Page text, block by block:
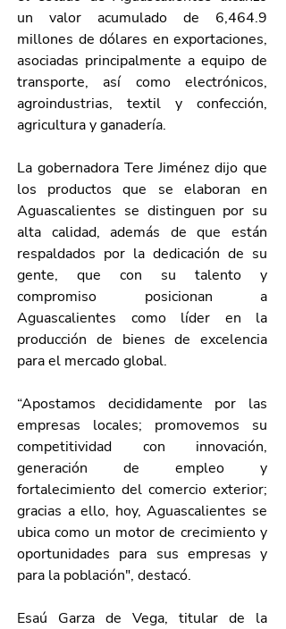
un valor acumulado de 6,464.9
millones de dólares en exportaciones,
asociadas principalmente a equipo de
transporte, así como electrónicos,
agroindustrias, textil y confección,
agricultura y ganadería.
La gobernadora Tere Jiménez dijo que
los productos que se elaboran en
Aguascalientes se distinguen por su
alta calidad, además de que están
respaldados por la dedicación de su
gente, que con su talento y
compromiso posicionan a
Aguascalientes como líder en la
producción de bienes de excelencia
para el mercado global.
“Apostamos decididamente por las
empresas locales; promovemos su
competitividad con innovación,
generación de empleo y
fortalecimiento del comercio exterior;
gracias a ello, hoy, Aguascalientes se
ubica como un motor de crecimiento y
oportunidades para sus empresas y
para la población", destacó.
Esaú Garza de Vega, titular de la